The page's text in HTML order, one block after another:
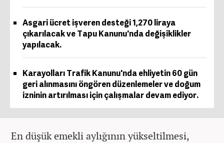
Asgari ücret işveren desteği 1,270 liraya
çıkarılacak ve Tapu Kanunu'nda değişiklikler
yapılacak.
Karayolları Trafik Kanunu'nda ehliyetin 60 gün
geri alınmasını öngören düzenlemeler ve doğum
izninin artırılması için çalışmalar devam ediyor.
En düşük emekli aylığının yükseltilmesi,